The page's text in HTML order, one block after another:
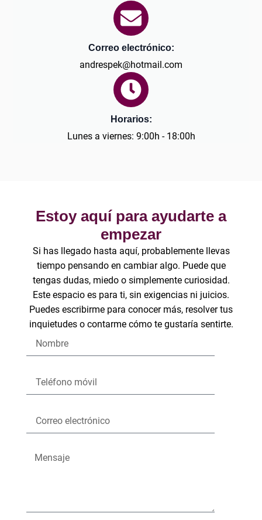
Correo electrónico:
andrespek@hotmail.com
Horarios:
Lunes a viernes: 9:00h - 18:00h
Estoy aquí para ayudarte a
empezar
Si has llegado hasta aquí, probablemente llevas
tiempo pensando en cambiar algo. Puede que
tengas dudas, miedo o simplemente curiosidad.
Este espacio es para ti, sin exigencias ni juicios.
Puedes escribirme para conocer más, resolver tus
inquietudes o contarme cómo te gustaría sentirte.